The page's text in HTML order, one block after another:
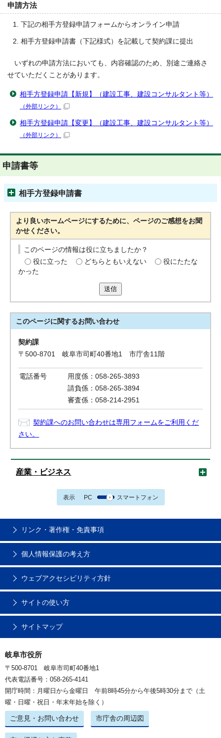
申請方法
下記の相手方登録申請フォームからオンライン申請
相手方登録申請書（下記様式）を記載して契約課に提出
いずれの申請方法においても、内容確認のため、別途ご連絡さ
せていただくことがあります。
相手方登録申請【新規】（建設工事、建設コンサルタント等）
（外部リンク）
相手方登録申請【変更】（建設工事、建設コンサルタント等）
（外部リンク）
申請書等
相手方登録申請書
より良いホームページにするために、ページのご感想をお聞
かせください。
このページの情報は役に立ちましたか？
役に立った
どちらともいえない
役にたたな
かった
送信
このページに関するお問い合わせ
契約課
〒500-8701 岐阜市司町40番地1 市庁舎11階
電話番号
用度係：058-265-3893
請負係：058-265-3894
審査係：058-214-2951
契約課へのお問い合わせは専用フォームをご利用くだ
さい。
産業・ビジネス
表示 PC スマートフォン
リンク・著作権・免責事項
個人情報保護の考え方
ウェブアクセシビリティ方針
サイトの使い方
サイトマップ
岐阜市役所
〒500-8701 岐阜市司町40番地1
代表電話番号：058-265-4141
開庁時間：月曜日から金曜日 午前8時45分から午後5時30分まで（土
曜・日曜・祝日・年末年始を除く）
ご意見・お問い合わせ 市庁舎の周辺図